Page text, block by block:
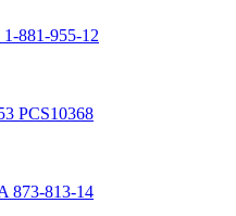
881-955-12
PCS10368
873-813-14